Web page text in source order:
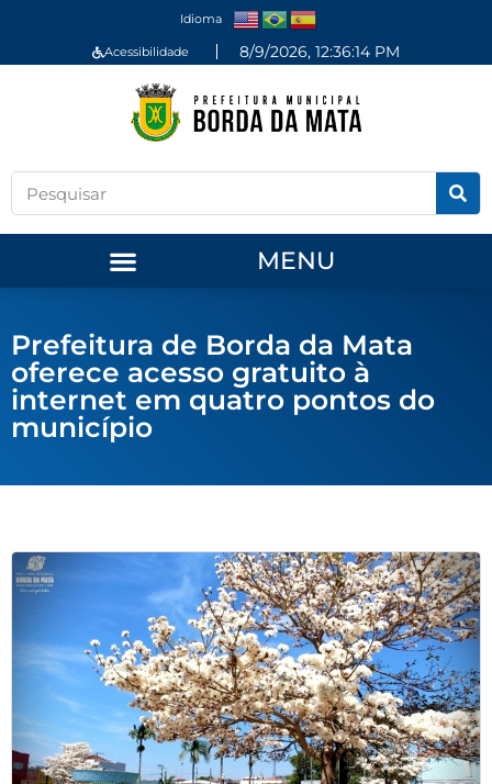
Idioma
Acessibilidade 8/9/2026, 12:36:14 PM
MENU
Prefeitura de Borda da Mata
oferece acesso gratuito à
internet em quatro pontos do
município